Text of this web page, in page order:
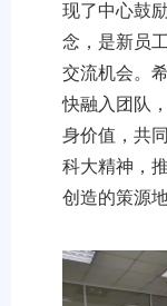
现了中心鼓
念，是新员
交流机会。
快融入团队
身价值，共
科大精神，
创造的策源